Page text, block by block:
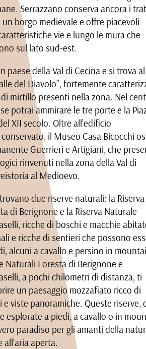
Serrazzano conserva ancora i
borgo medievale e offre piacevoli
vie e lungo le mura che
sul lato sud-est.
paese della Val di Cecina e si trova al
del Diavolo”, fortemente
mirtillo presenti nella zona. Nel
potrai ammirare le tre porte e la
XII secolo. Oltre all’edificio
il Museo Casa Bicocchi
Guerrieri e Artigiani, che
rinvenuti nella zona della Val di
al Medioevo.
due riserve naturali: la Riserva
di Berignone e la Riserva Naturale
ricche di boschi e macchie
e ricche di sentieri che possono
alcuni a cavallo e persino in
Naturali Foresta di Berignone e
a pochi chilometri di distanza, ti
un paesaggio mozzafiato ricco di
e viste panoramiche. Queste riserve,
esplorate a piedi, a cavallo o in
paradiso per gli amanti della
aperta.